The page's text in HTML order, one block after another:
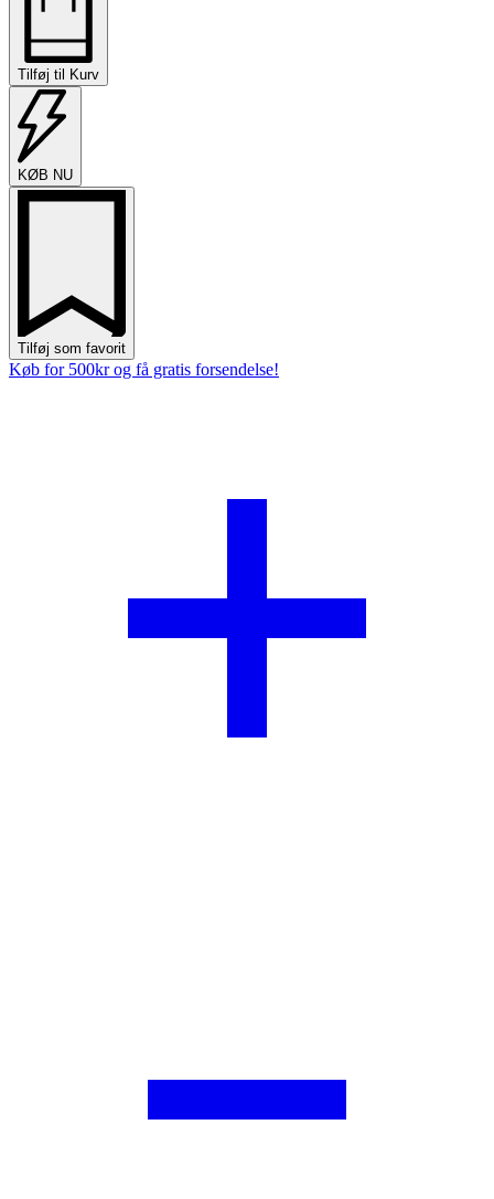
Gul
antal
Tilføj til Kurv
KØB NU
Tilføj som favorit
Køb for 500kr og få gratis forsendelse!